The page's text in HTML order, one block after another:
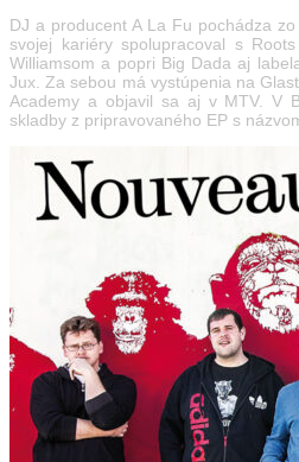
DJ a producent A La Fu pochádza
svojej kariéry spolupracoval s
Williamsom a popri Big Dada aj
Jux. Za sebou má vystúpenia na
Academy a objavil sa aj v MTV. V
skladby z pripravovaného EP s